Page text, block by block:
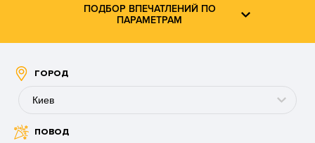
ПОДБОР ВПЕЧАТЛЕНИЙ ПО
ПАРАМЕТРАМ
ГОРОД
Киев
Буковель
ПОВОД